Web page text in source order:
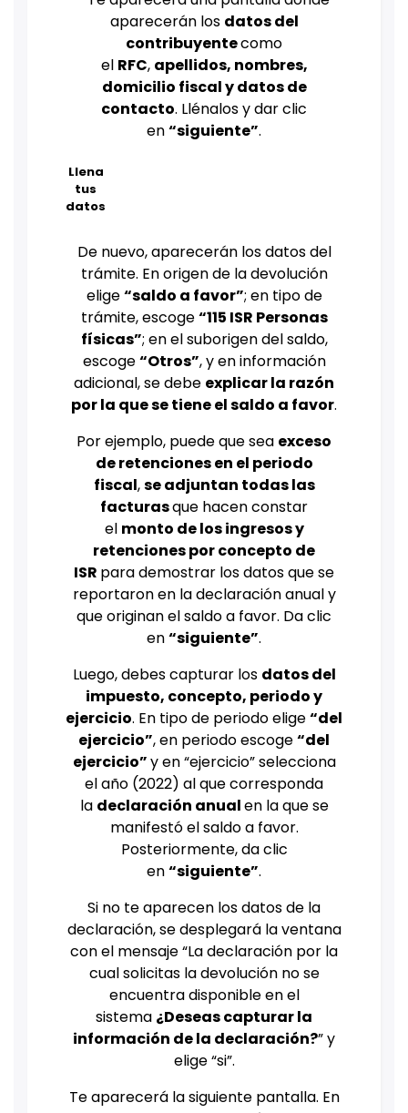
aparecerán los datos del
contribuyentecomo
el RFC, apellidos, nombres,
domicilio fiscal y datos de
contacto. Llénalos y dar clic
en“siguiente”.
Llena
tus
datos
De nuevo, aparecerán los datos del
trámite. En origen de la devolución
elige“saldo a favor”; en tipo de
trámite, escoge“115 ISR Personas
físicas”; en el suborigen del saldo,
escoge“Otros”, y en información
adicional, se debe explicar la razón
por la que se tiene el saldo a favor.
Por ejemplo, puede que sea exceso
de retenciones en el periodo
fiscal,se adjuntan todas las
facturasque hacen constar
el monto de los ingresos y
retenciones por concepto de
ISR para demostrar los datos que se
reportaron en la declaración anual y
que originan el saldo a favor. Da clic
en“siguiente”.
Luego, debes capturar los datos del
impuesto, concepto, periodo y
ejercicio. En tipo de periodo elige“del
ejercicio”, en periodo escoge“del
ejercicio”y en “ejercicio” selecciona
el año (2022) al que corresponda
la declaración anualen la que se
manifestó el saldo a favor.
Posteriormente, da clic
en“siguiente”.
Si no te aparecen los datos de la
declaración, se desplegará la ventana
con el mensaje “La declaración por la
cual solicitas la devolución no se
encuentra disponible en el
sistema ¿Deseas capturar la
información de la declaración?” y
elige “si”.
Te aparecerá la siguiente pantalla. En